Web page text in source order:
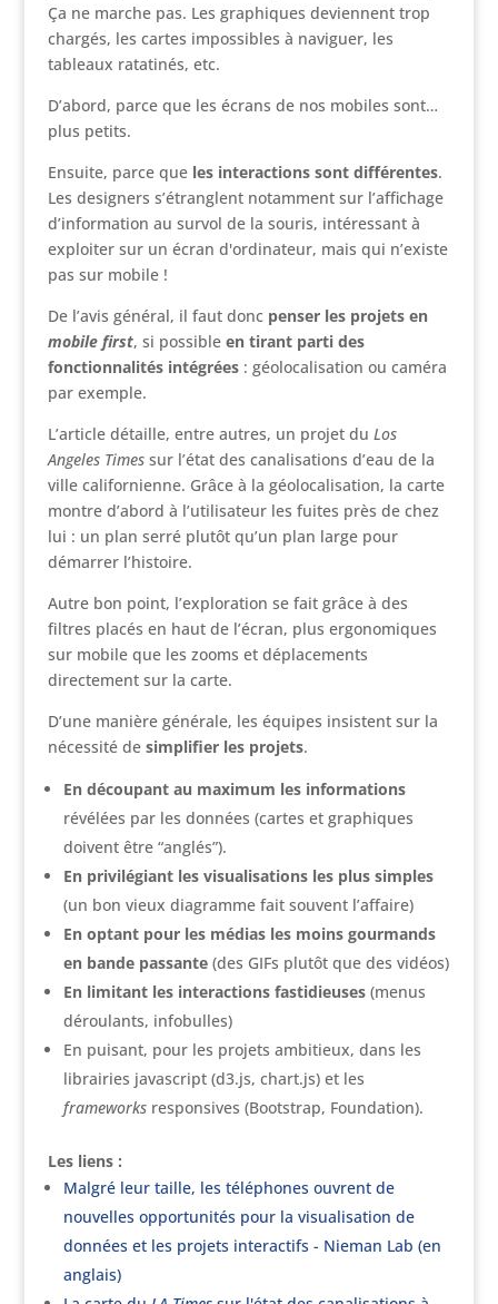
Ça ne marche pas. Les graphiques deviennent trop
chargés, les cartes impossibles à naviguer, les
tableaux ratatinés, etc.
D’abord, parce que les écrans de nos mobiles sont…
plus petits.
Ensuite, parce que les interactions sont différentes.
Les designers s’étranglent notamment sur l’affichage
d’information au survol de la souris, intéressant à
exploiter sur un écran d'ordinateur, mais qui n’existe
pas sur mobile !
De l’avis général, il faut donc penser les projets en
mobile first, si possible en tirant parti des
fonctionnalités intégrées : géolocalisation ou caméra
par exemple.
L’article détaille, entre autres, un projet du Los
Angeles Timessur l’état des canalisations d’eau de la
ville californienne. Grâce à la géolocalisation, la carte
montre d’abord à l’utilisateur les fuites près de chez
lui : un plan serré plutôt qu’un plan large pour
démarrer l’histoire.
Autre bon point, l’exploration se fait grâce à des
filtres placés en haut de l’écran, plus ergonomiques
sur mobile que les zooms et déplacements
directement sur la carte.
D’une manière générale, les équipes insistent sur la
nécessité de simplifier les projets.
En découpant au maximum les informations
révélées par les données (cartes et graphiques
doivent être “anglés”).
En privilégiant les visualisations les plus simples
(un bon vieux diagramme fait souvent l’affaire)
En optant pour les médias les moins gourmands
en bande passante(des GIFs plutôt que des vidéos)
En limitant les interactions fastidieuses(menus
déroulants, infobulles)
En puisant, pour les projets ambitieux, dans les
librairies javascript (d3.js, chart.js) et les
frameworksresponsives (Bootstrap, Foundation).
Les liens :
Malgré leur taille, les téléphones ouvrent de
nouvelles opportunités pour la visualisation de
données et les projets interactifs - Nieman Lab (en
anglais)